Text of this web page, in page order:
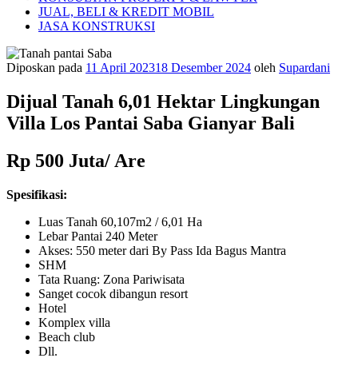
JUAL, BELI & KREDIT MOBIL
JASA KONSTRUKSI
Diposkan pada 11 April 202318 Desember 2024 oleh Supardani
Dijual Tanah 6,01 Hektar Lingkungan
Villa Los Pantai Saba Gianyar Bali
Rp 500 Juta/ Are
Spesifikasi:
Luas Tanah 60,107m2 / 6,01 Ha
Lebar Pantai 240 Meter
Akses: 550 meter dari By Pass Ida Bagus Mantra
SHM
Tata Ruang: Zona Pariwisata
Sanget cocok dibangun resort
Hotel
Komplex villa
Beach club
Dll.